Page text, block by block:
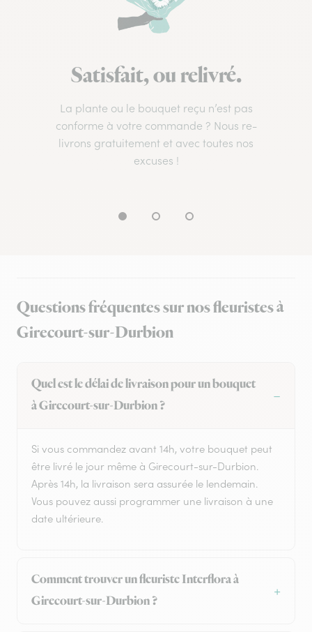
Satisfait, ou relivré.
La plante ou le bouquet reçu n’est pas
conforme à votre commande ? Nous re-
livrons gratuitement et avec toutes nos
excuses !
Questions fréquentes sur nos fleuristes à
Girecourt-sur-Durbion
Quel est le délai de livraison pour un bouquet
à Girecourt-sur-Durbion ?
Si vous commandez avant 14h, votre bouquet peut
être livré le jour même à Girecourt-sur-Durbion.
Après 14h, la livraison sera assurée le lendemain.
Vous pouvez aussi programmer une livraison à une
date ultérieure.
Comment trouver un fleuriste Interflora à
Girecourt-sur-Durbion ?